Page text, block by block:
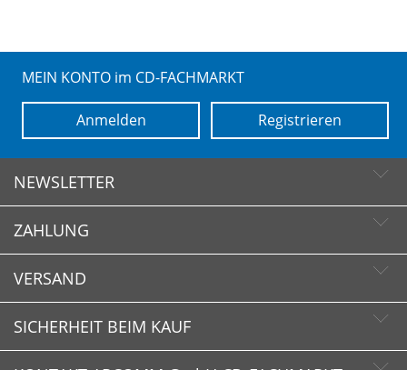
MEIN KONTO im CD-FACHMARKT
Registrieren
Anmelden
NEWSLETTER
Newsletter abonnieren
Newsletter abbestellen
ZAHLUNG
VERSAND
SICHERHEIT BEIM KAUF